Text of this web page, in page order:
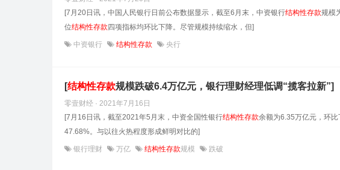
[7月20日讯，中国人民银行日前公布数据显示，截至6月末，中资银行结构性存款规模
位结构性存款 四项指标均环比下降。尽管规模持续缩水，但]
中资银行 结构性存款 央行
[结构性存款规模跌破6.4万亿元，银行理财经理低调“揽客拉新”]
零壹财经 · 2021年7月16日
[7月16日讯，截至2021年5月末，中资全国性银行结构性存款余额为6.35万亿元，环
47.68%。与以往火热程度形成鲜明对比的]
银行理财 万亿 结构性存款规模 跌破